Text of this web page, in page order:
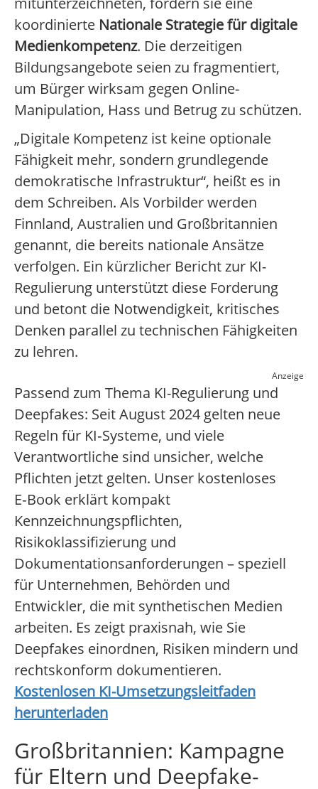
koordinierte Nationale Strategie für digitale
Medienkompetenz. Die derzeitigen
Bildungsangebote seien zu fragmentiert,
um Bürger wirksam gegen Online-
Manipulation, Hass und Betrug zu schützen.
„Digitale Kompetenz ist keine optionale
Fähigkeit mehr, sondern grundlegende
demokratische Infrastruktur“, heißt es in
dem Schreiben. Als Vorbilder werden
Finnland, Australien und Großbritannien
genannt, die bereits nationale Ansätze
verfolgen. Ein kürzlicher Bericht zur KI-
Regulierung unterstützt diese Forderung
und betont die Notwendigkeit, kritisches
Denken parallel zu technischen Fähigkeiten
zu lehren.
Anzeige
Passend zum Thema KI-Regulierung und
Deepfakes: Seit August 2024 gelten neue
Regeln für KI‑Systeme, und viele
Verantwortliche sind unsicher, welche
Pflichten jetzt gelten. Unser kostenloses
E‑Book erklärt kompakt
Kennzeichnungspflichten,
Risikoklassifizierung und
Dokumentationsanforderungen – speziell
für Unternehmen, Behörden und
Entwickler, die mit synthetischen Medien
arbeiten. Es zeigt praxisnah, wie Sie
Deepfakes einordnen, Risiken mindern und
rechtskonform dokumentieren.
Kostenlosen KI-Umsetzungsleitfaden
herunterladen
Großbritannien: Kampagne
für Eltern und Deepfake-